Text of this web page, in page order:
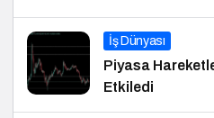
İş Dünyası
Piyasa
Etkiledi